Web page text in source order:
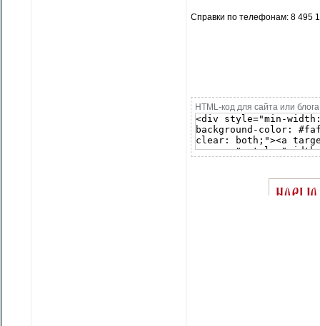
Справки по телефонам: 8 495
HTML-код для сайта или